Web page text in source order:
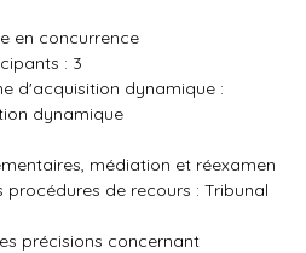
en concurrence
: 3
d'acquisition dynamique :
dynamique
médiation et réexamen
de recours : Tribunal
précisions concernant